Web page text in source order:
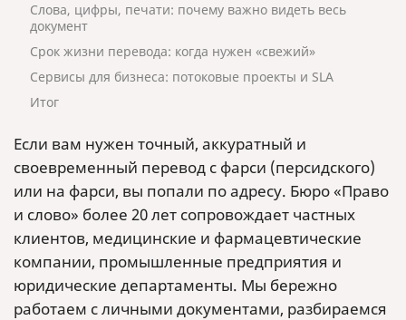
Слова, цифры, печати: почему важно видеть весь
документ
Срок жизни перевода: когда нужен «свежий»
Сервисы для бизнеса: потоковые проекты и SLA
Итог
Если вам нужен точный, аккуратный и
своевременный перевод с фарси (персидского)
или на фарси, вы попали по адресу. Бюро «Право
и слово» более 20 лет сопровождает частных
клиентов, медицинские и фармацевтические
компании, промышленные предприятия и
юридические департаменты. Мы бережно
работаем с личными документами, разбираемся